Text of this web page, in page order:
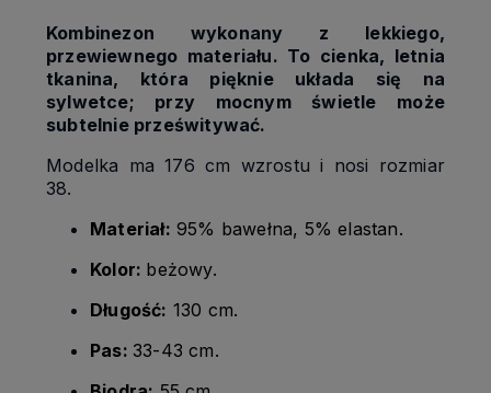
Kombinezon wykonany z lekkiego,
przewiewnego materiału. To cienka, letnia
tkanina, która pięknie układa się na
sylwetce; przy mocnym świetle może
subtelnie prześwitywać.
Modelka ma 176 cm wzrostu i nosi rozmiar
38.
Materiał: 95% bawełna, 5% elastan.
Kolor: beżowy.
Długość: 130 cm.
Pas: 33-43 cm.